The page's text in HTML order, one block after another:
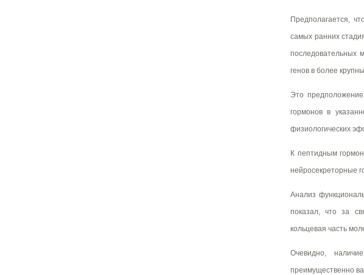
Предполагается,
самых ранних
последовательных
генов в более
Это
гормонов в
физиологических
К пептидным
нейросекреторные
Анализ
показал, что за
кольцевая часть
Очевидно,
преимущественно